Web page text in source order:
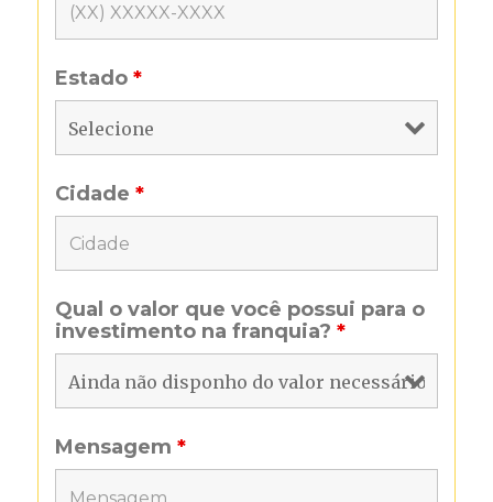
Estado*
Cidade*
Qual o valor que você possui para o
investimento na franquia?*
Mensagem*